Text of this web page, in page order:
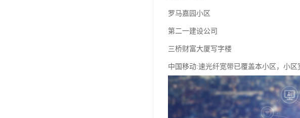
罗马嘉园小区
第二一建设公司
三桥财富大厦写字楼
中国移动:速光纤宽带已覆盖本小区，小